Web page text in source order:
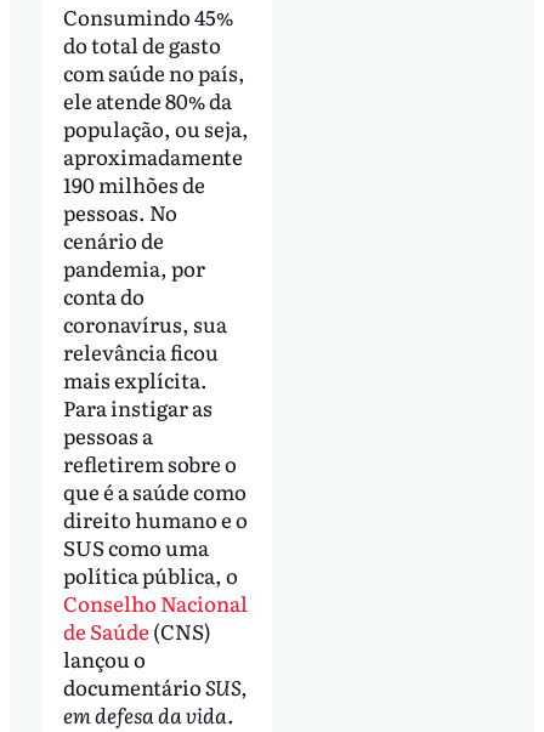
Consumindo 45%
do total de gasto
com saúde no país,
ele atende 80% da
população, ou seja,
aproximadamente
190 milhões de
pessoas. No
cenário de
pandemia, por
conta do
coronavírus, sua
relevância ficou
mais explícita.
Para instigar as
pessoas a
refletirem sobre o
que é a saúde como
direito humano e o
SUS como uma
política pública, o
Conselho Nacional
de Saúde (CNS)
lançou o
documentárioSUS,
em defesa da vida.